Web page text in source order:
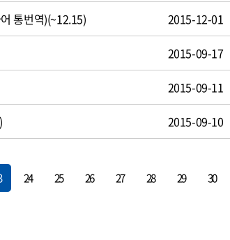
통번역)(~12.15) 2015-12-01
2015-09-17
2015-09-11
2015-09-10
24 25 26 27 28 29 30